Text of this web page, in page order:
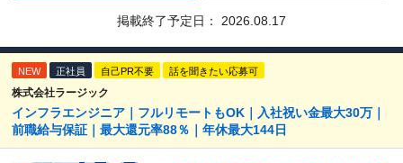
掲載終了予定日： 2026.08.17
NEW 正社員 自己PR不要 話を聞きたい応募可
株式会社ラージック
インフラエンジニア｜フルリモートもOK｜入社祝い金最大30万｜
前職給与保証｜最大還元率88％｜年休最大144日